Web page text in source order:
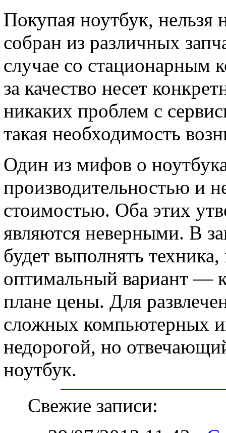
Покупая ноутбук, нельзя
собран из различных
случае со стационарным
за качество несет
никаких проблем с
такая необходимость
Один из мифов о
производительностью и
стоимостью. Оба этих
являются неверными. В
будет выполнять
оптимальный вариант —
плане цены. Для
сложных компьютерных
недорогой, но
ноутбук.
Свежие записи: